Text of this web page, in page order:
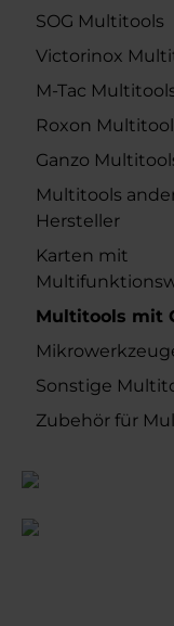
SOG Multitools
Victorinox
M-Tac
Roxon
Ganzo
Multitools
Hersteller
Karten mit
Multitools mit
Sonstige
Zubehör für